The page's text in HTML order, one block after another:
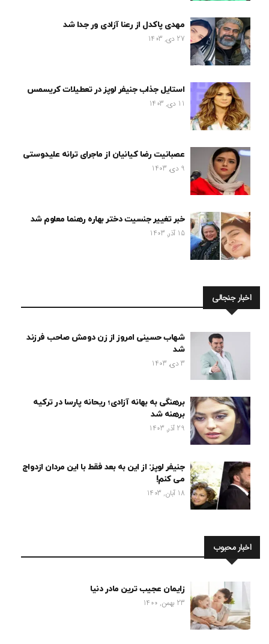
مهدی پاکدل از رعنا آزادی ور جدا شد
27 دی, 1403
استایل جذاب جنیفر لوپز در تعطیلات کریسمس
11 دی, 1403
عصبانیت رضا کیانیان از ماجرای ترانه علیدوستی
9 دی, 1403
خبر تغییر جنسیت دختر بهاره رهنما معلوم شد
15 آذر, 1403
اخبار جنجالی
شهاب حسینی امروز از زن دومش صاحب فرزند
شد
3 دی, 1403
برهنگی به بهانه آزادی؛ ریحانه پارسا در ترکیه
برهنه شد
29 آذر, 1403
جنیفر لوپز: از این به بعد فقط با این مردان ازدواج
می کنم!
18 آبان, 1403
اخبار محبوب
زایمان عجیب ترین مادر دنیا
23 بهمن, 1400